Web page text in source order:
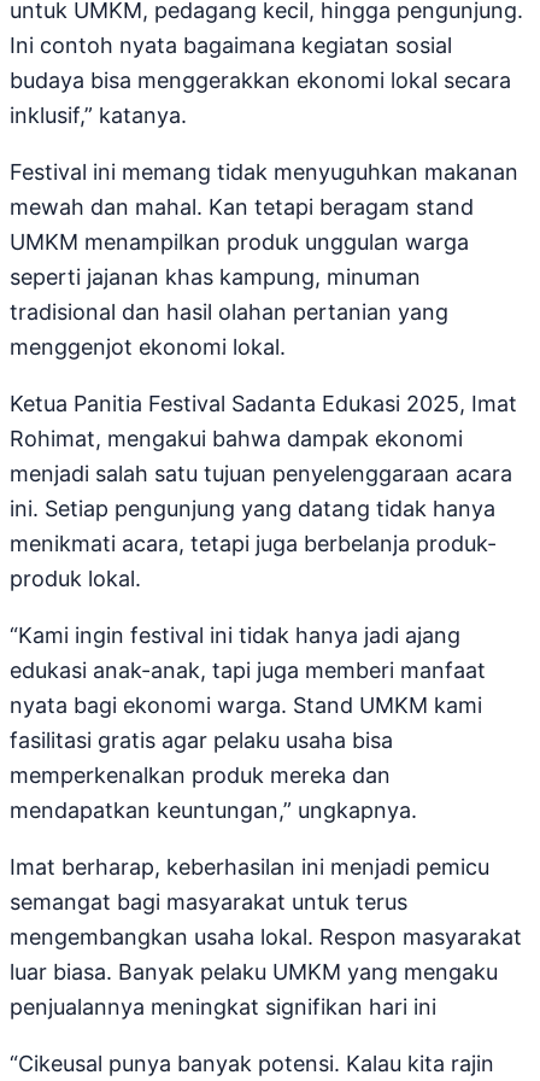
untuk UMKM, pedagang kecil, hingga pengunjung.
Ini contoh nyata bagaimana kegiatan sosial
budaya bisa menggerakkan ekonomi lokal secara
inklusif,” katanya.
Festival ini memang tidak menyuguhkan makanan
mewah dan mahal. Kan tetapi beragam stand
UMKM menampilkan produk unggulan warga
seperti jajanan khas kampung, minuman
tradisional dan hasil olahan pertanian yang
menggenjot ekonomi lokal.
Ketua Panitia Festival Sadanta Edukasi 2025, Imat
Rohimat, mengakui bahwa dampak ekonomi
menjadi salah satu tujuan penyelenggaraan acara
ini. Setiap pengunjung yang datang tidak hanya
menikmati acara, tetapi juga berbelanja produk-
produk lokal.
“Kami ingin festival ini tidak hanya jadi ajang
edukasi anak-anak, tapi juga memberi manfaat
nyata bagi ekonomi warga. Stand UMKM kami
fasilitasi gratis agar pelaku usaha bisa
memperkenalkan produk mereka dan
mendapatkan keuntungan,” ungkapnya.
Imat berharap, keberhasilan ini menjadi pemicu
semangat bagi masyarakat untuk terus
mengembangkan usaha lokal. Respon masyarakat
luar biasa. Banyak pelaku UMKM yang mengaku
penjualannya meningkat signifikan hari ini
“Cikeusal punya banyak potensi. Kalau kita rajin